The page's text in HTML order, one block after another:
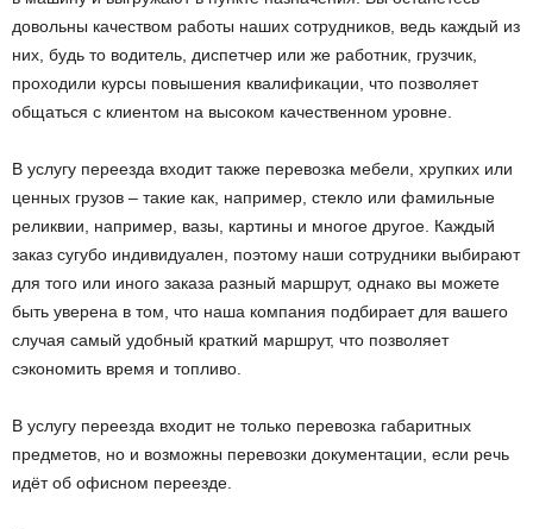
довольны качеством работы наших сотрудников, ведь каждый из
них, будь то водитель, диспетчер или же работник, грузчик,
проходили курсы повышения квалификации, что позволяет
общаться с клиентом на высоком качественном уровне.
В услугу переезда входит также перевозка мебели, хрупких или
ценных грузов – такие как, например, стекло или фамильные
реликвии, например, вазы, картины и многое другое. Каждый
заказ сугубо индивидуален, поэтому наши сотрудники выбирают
для того или иного заказа разный маршрут, однако вы можете
быть уверена в том, что наша компания подбирает для вашего
случая самый удобный краткий маршрут, что позволяет
сэкономить время и топливо.
В услугу переезда входит не только перевозка габаритных
предметов, но и возможны перевозки документации, если речь
идёт об офисном переезде.